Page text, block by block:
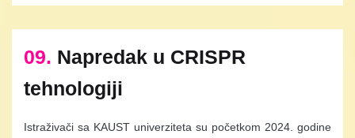
09. Napredak u CRISPR
tehnologiji
Istraživači sa KAUST univerziteta su početkom 2024. godine